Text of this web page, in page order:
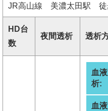
JR高山線 美濃太田駅 徒
HD台
数
夜間透析 透析
血
析:
血